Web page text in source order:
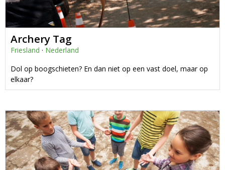
Archery Tag
Friesland · Nederland
Dol op boogschieten? En dan niet op een vast doel, maar op
elkaar?